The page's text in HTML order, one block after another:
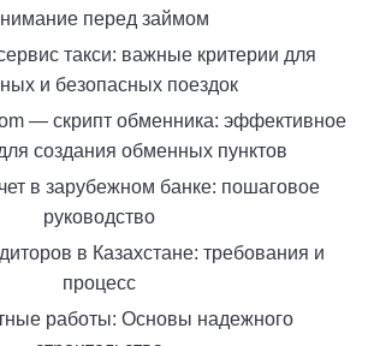
перед займом
такси: важные критерии для
и безопасных поездок
— скрипт обменника: эффективное
создания обменных пунктов
в зарубежном банке: пошаговое
руководство
в Казахстане: требования и
процесс
работы: Основы надежного